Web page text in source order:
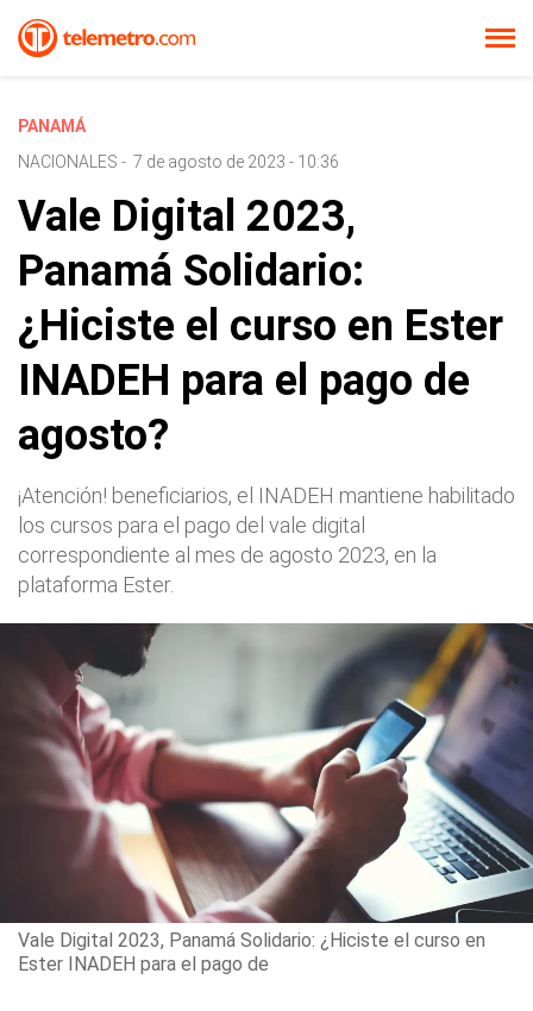
PANAMÁ
NACIONALES - 7 de agosto de 2023 - 10:36
Vale Digital 2023,
Panamá Solidario:
¿Hiciste el curso en Ester
INADEH para el pago de
agosto?
¡Atención! beneficiarios, el INADEH mantiene habilitado
los cursos para el pago del vale digital
correspondiente al mes de agosto 2023, en la
plataforma Ester.
Vale Digital 2023, Panamá Solidario: ¿Hiciste el curso en
Ester INADEH para el pago de